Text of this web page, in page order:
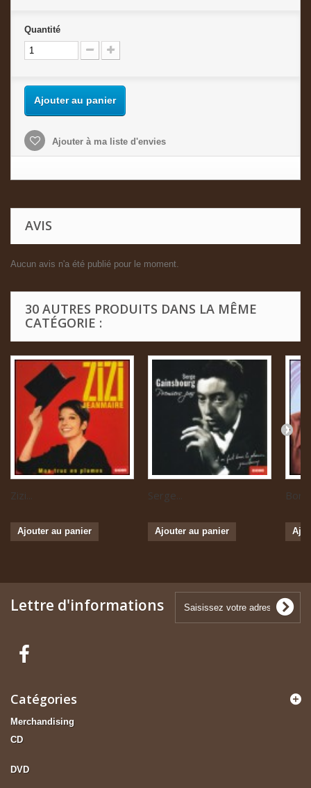
Quantité
Ajouter au panier
Ajouter à ma liste d'envies
AVIS
Aucun avis n'a été publié pour le moment.
30 AUTRES PRODUITS DANS LA MÊME
CATÉGORIE :
Zizi...
Ajouter au panier
Serge...
Ajouter au panier
Lettre d'informations
Catégories
Merchandising
CD
DVD